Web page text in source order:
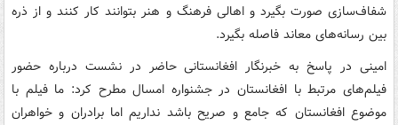
شفاف‌سازی صورت بگیرد و اهالی فرهنگ و هنر بتوانند کار کنند و از ذره
بین رسانه‌های معاند فاصله بگیرد.
امینی در پاسخ به خبرنگار افغانستانی حاضر در نشست درباره حضور
فیلم‌های مرتبط با افغانستان در جشنواره امسال مطرح کرد: ما فیلم با
موضوع افغانستان که جامع و صریح باشد نداریم اما برادران و خواهران